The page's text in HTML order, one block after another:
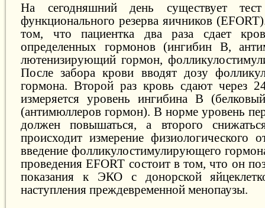
На сегодняшний день существует
функционального резерва яичников
том, что пациентка два раза сдает
определенных гормонов (ингибин В,
лютенизирующий гормон,
После забора крови вводят дозу
гормона. Второй раз кровь сдают через
измеряется уровень ингибина В
(антимюллеров гормон). В норме уровень
должен повышаться, а второго
происходит измерение физиологического
введение фолликулостимулирующего
проведения EFORT состоит в том, что он
показания к ЭКО с донорской
наступления преждевременной менопаузы.